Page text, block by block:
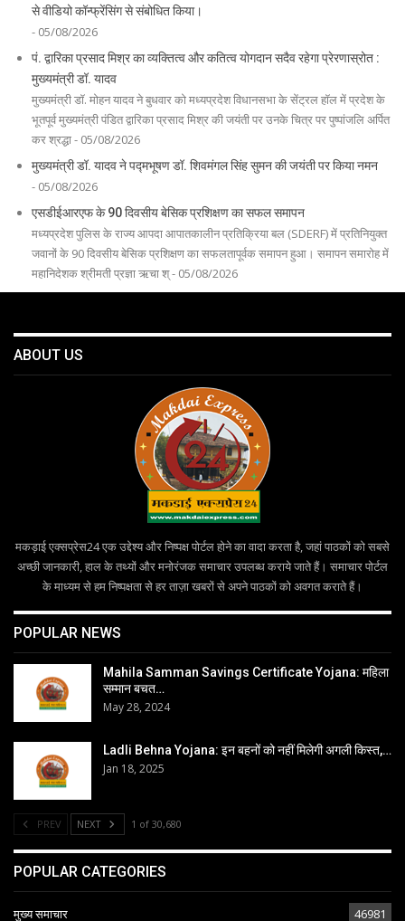
से वीडियो कॉन्फ्रेंसिंग से संबोधित किया।
- 05/08/2026
पं. द्वारिका प्रसाद मिश्र का व्यक्तित्व और कतित्व योगदान सदैव रहेगा प्रेरणास्रोत :
मुख्यमंत्री डॉ. यादव
मुख्यमंत्री डॉ. मोहन यादव ने बुधवार को मध्यप्रदेश विधानसभा के सेंट्रल हॉल में प्रदेश के
भूतपूर्व मुख्यमंत्री पंडित द्वारिका प्रसाद मिश्र की जयंती पर उनके चित्र पर पुष्पांजलि अर्पित
कर श्रद्धा - 05/08/2026
मुख्यमंत्री डॉ. यादव ने पद्मभूषण डॉ. शिवमंगल सिंह सुमन की जयंती पर किया नमन
- 05/08/2026
एसडीईआरएफ के 90 दिवसीय बेसिक प्रशिक्षण का सफल समापन
मध्यप्रदेश पुलिस के राज्य आपदा आपातकालीन प्रतिक्रिया बल (SDERF) में प्रतिनियुक्त
जवानों के 90 दिवसीय बेसिक प्रशिक्षण का सफलतापूर्वक समापन हुआ। समापन समारोह में
महानिदेशक श्रीमती प्रज्ञा ऋचा श् - 05/08/2026
ABOUT US
मकड़ाई एक्सप्रेस24 एक उद्देश्य और निष्पक्ष पोर्टल होने का वादा करता है, जहां पाठकों को सबसे
अच्छी जानकारी, हाल के तथ्यों और मनोरंजक समाचार उपलब्ध कराये जाते हैं। समाचार पोर्टल
के माध्यम से हम निष्पक्षता से हर ताज़ा खबरों से अपने पाठकों को अवगत कराते हैं।
POPULAR NEWS
Mahila Samman Savings Certificate Yojana: महिला
सम्मान बचत…
May 28, 2024
Ladli Behna Yojana: इन बहनों को नहीं मिलेगी अगली किस्त,…
Jan 18, 2025
PREV NEXT 1 of 30,680
POPULAR CATEGORIES
मुख्य समाचार 46981